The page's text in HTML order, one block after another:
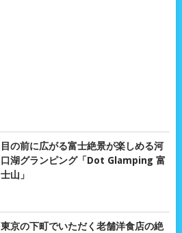
目の前に広がる富士絶景が楽しめる河
口湖グランピング「Dot Glamping 富
士山」
東京の下町でいただく老舗洋食店の絶